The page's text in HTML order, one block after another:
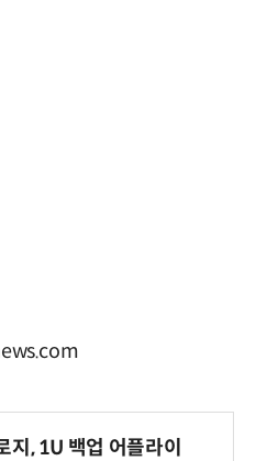
지, 1U 백업 어플라이